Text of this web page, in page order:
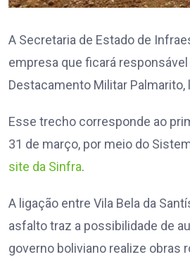
A Secretaria de Estado de
empresa que ficará
Destacamento Militar
Esse trecho corresponde ao
31 de março, por meio do
site da Sinfra.
A ligação entre Vila Bela da
asfalto traz a possibilidade de
governo boliviano realize obras